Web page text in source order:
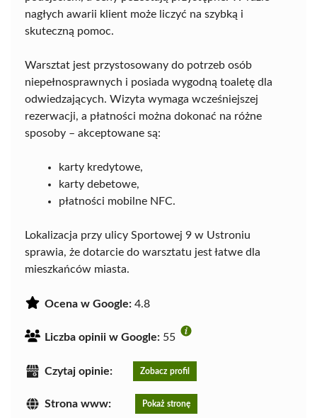
nagłych awarii klient może liczyć na szybką i
skuteczną pomoc.
Warsztat jest przystosowany do potrzeb osób
niepełnosprawnych i posiada wygodną toaletę dla
odwiedzających. Wizyta wymaga wcześniejszej
rezerwacji, a płatności można dokonać na różne
sposoby – akceptowane są:
karty kredytowe,
karty debetowe,
płatności mobilne NFC.
Lokalizacja przy ulicy Sportowej 9 w Ustroniu
sprawia, że dotarcie do warsztatu jest łatwe dla
mieszkańców miasta.
Ocena w Google: 4.8
Liczba opinii w Google: 55
Czytaj opinie: Zobacz profil
Strona www: Pokaż stronę